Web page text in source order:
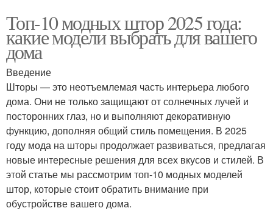
Топ-10 модных штор 2025 года:
какие модели выбрать для вашего
дома
Введение
Шторы — это неотъемлемая часть интерьера любого
дома. Они не только защищают от солнечных лучей и
посторонних глаз, но и выполняют декоративную
функцию, дополняя общий стиль помещения. В 2025
году мода на шторы продолжает развиваться, предлагая
новые интересные решения для всех вкусов и стилей. В
этой статье мы рассмотрим топ-10 модных моделей
штор, которые стоит обратить внимание при
обустройстве вашего дома.